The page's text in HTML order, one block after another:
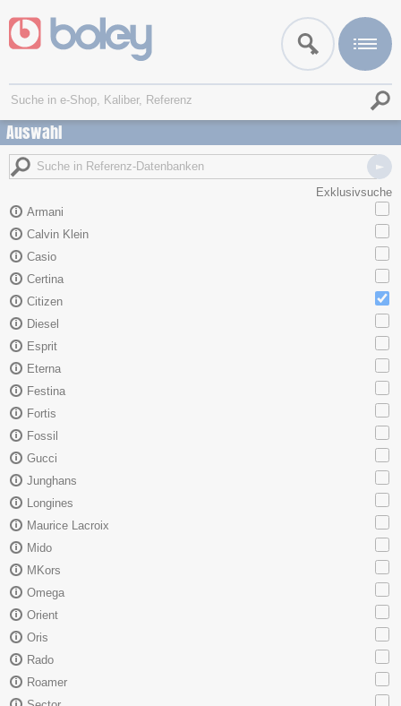
Auswahl
Exklusivsuche
Armani
Calvin Klein
Casio
Certina
Citizen
Diesel
Esprit
Eterna
Festina
Fortis
Fossil
Gucci
Junghans
Longines
Maurice Lacroix
Mido
MKors
Omega
Orient
Oris
Rado
Roamer